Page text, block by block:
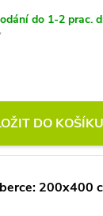
do 1-2 prac.
DO KOŠÍKU
200x400